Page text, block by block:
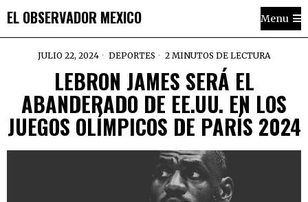
EL OBSERVADOR MEXICO Menu
JULIO 22, 2024 DEPORTES 2 MINUTOS DE LECTURA
LEBRON JAMES SERÁ EL
ABANDERADO DE EE.UU. EN LOS
JUEGOS OLÍMPICOS DE PARÍS 2024